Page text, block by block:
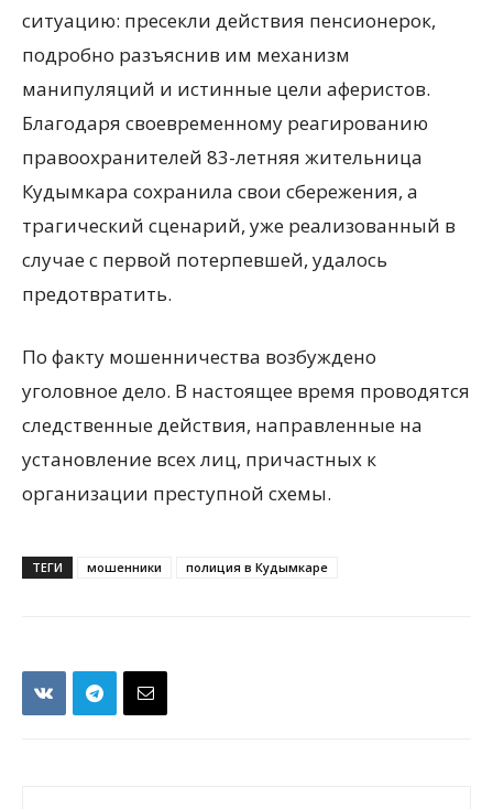
ситуацию: пресекли действия пенсионерок,
подробно разъяснив им механизм
манипуляций и истинные цели аферистов.
Благодаря своевременному реагированию
правоохранителей 83-летняя жительница
Кудымкара сохранила свои сбережения, а
трагический сценарий, уже реализованный в
случае с первой потерпевшей, удалось
предотвратить.
По факту мошенничества возбуждено
уголовное дело. В настоящее время проводятся
следственные действия, направленные на
установление всех лиц, причастных к
организации преступной схемы.
ТЕГИ мошенники полиция в Кудымкаре